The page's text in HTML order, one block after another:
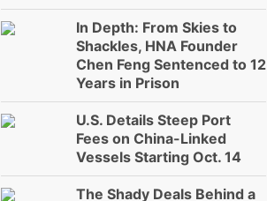
In Depth: From Skies to
Shackles, HNA Founder
Chen Feng Sentenced to 12
Years in Prison
U.S. Details Steep Port
Fees on China-Linked
Vessels Starting Oct. 14
The Shady Deals Behind a